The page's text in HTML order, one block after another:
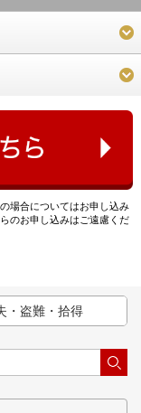
場合についてはお申し込み
のお申し込みはご遠慮くだ
・盗難・拾得